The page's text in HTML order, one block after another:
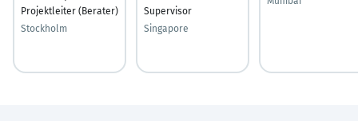
Projektleiter (Berater)
Stockholm
Supervisor
Singapore